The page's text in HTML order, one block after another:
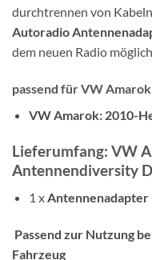
durchtrennen von
Autoradio
dem neuen Radio
passend für VW
VW Amarok: 2010-
Lieferumfang: VW
Antennendiversity
1 xAntennenadapter
Passend zur Nutzung
Fahrzeug